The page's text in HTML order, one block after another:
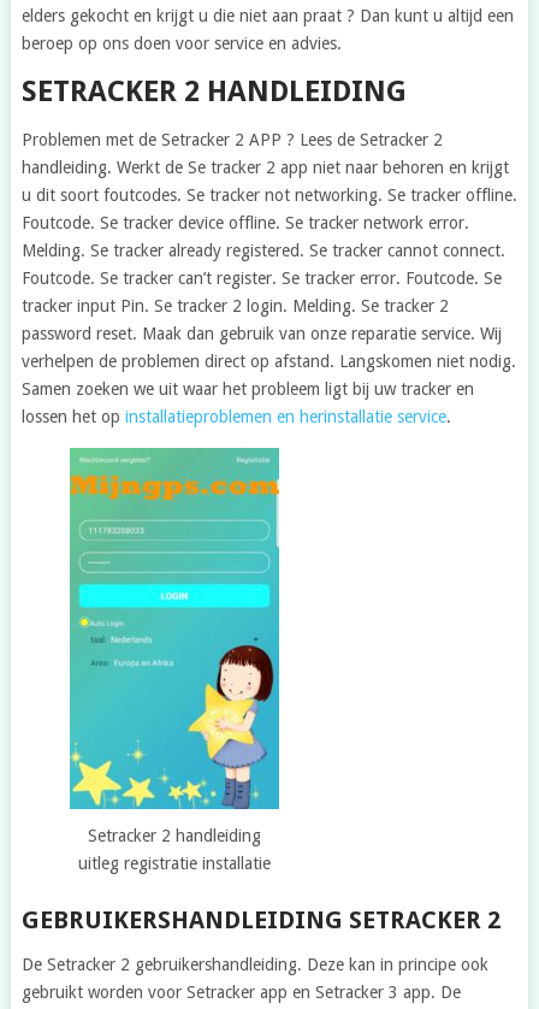
elders gekocht en krijgt u die niet aan praat ? Dan kunt u altijd een
beroep op ons doen voor service en advies.
SETRACKER 2 HANDLEIDING
Problemen met de Setracker 2 APP ? Lees de Setracker 2
handleiding. Werkt de Se tracker 2 app niet naar behoren en krijgt
u dit soort foutcodes. Se tracker not networking. Se tracker offline.
Foutcode. Se tracker device offline. Se tracker network error.
Melding. Se tracker already registered. Se tracker cannot connect.
Foutcode. Se tracker can’t register. Se tracker error. Foutcode. Se
tracker input Pin. Se tracker 2 login. Melding. Se tracker 2
password reset. Maak dan gebruik van onze reparatie service. Wij
verhelpen de problemen direct op afstand. Langskomen niet nodig.
Samen zoeken we uit waar het probleem ligt bij uw tracker en
lossen het op installatieproblemen en herinstallatie service.
Setracker 2 handleiding
uitleg registratie installatie
GEBRUIKERSHANDLEIDING SETRACKER 2
De Setracker 2 gebruikershandleiding. Deze kan in principe ook
gebruikt worden voor Setracker app en Setracker 3 app. De